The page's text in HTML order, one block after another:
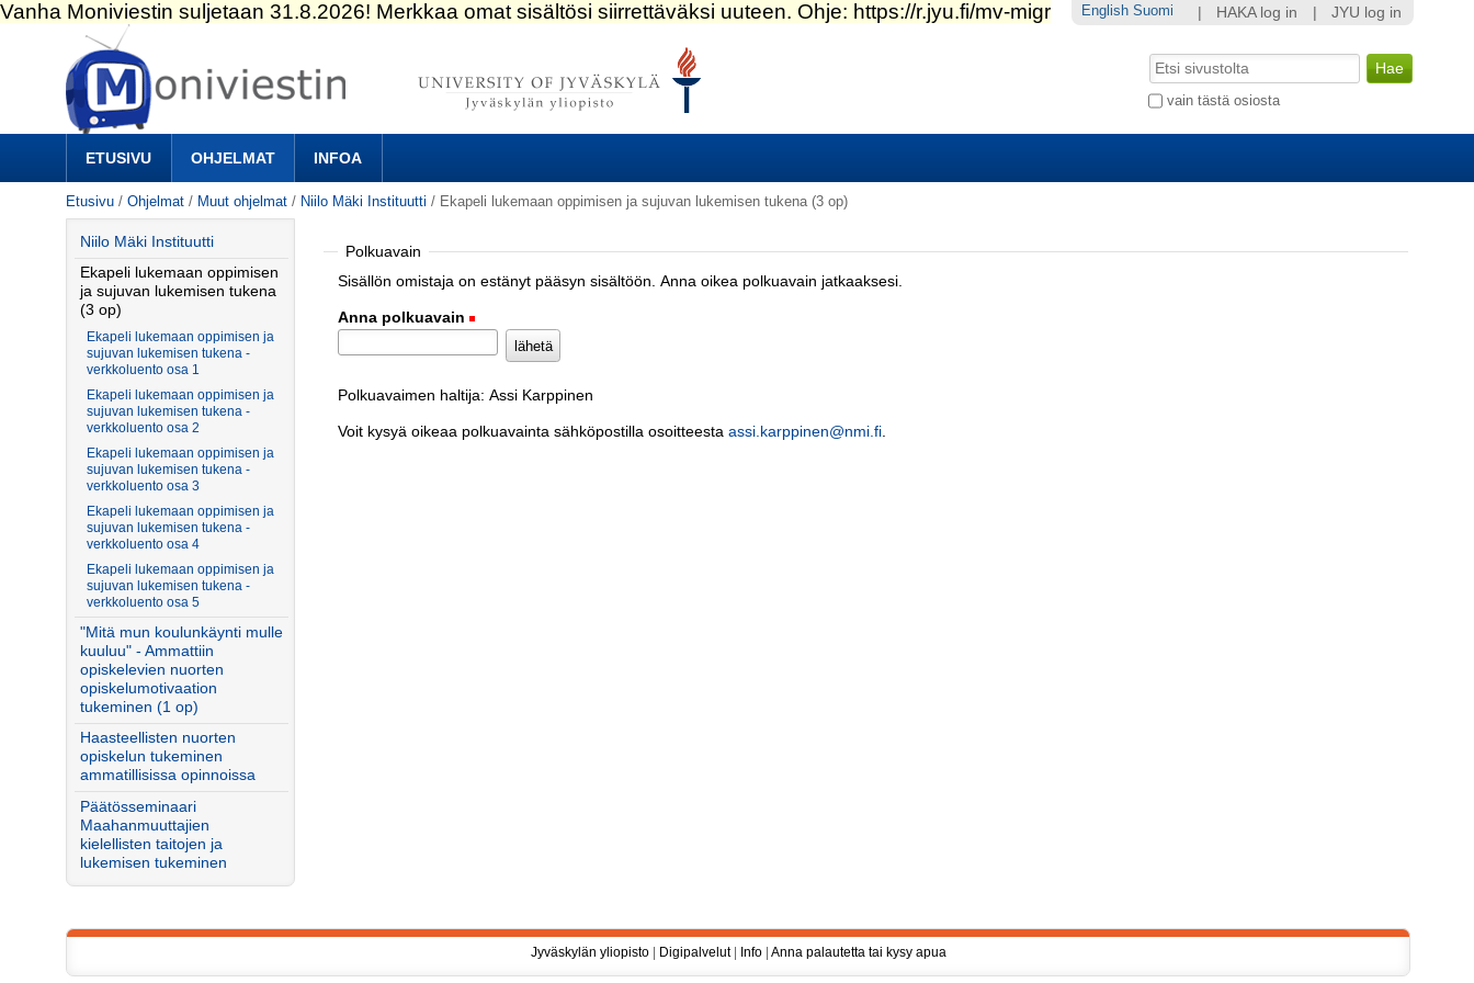
Siirry
sisältöön.
|
Siirry
navigointiin
ETUSIVU OHJELMAT INFOA
Hae
vain tästä osiosta
Laajennettu
Etusivu /Ohjelmat / Muut ohjelmat / Niilo Mäki Instituutti / Ekapeli lukemaan oppimisen ja sujuvan lukemisen tukena (3 op)
Polkuavain
Sisällön omistaja on estänyt pääsyn sisältöön. Anna oikea polkuavain jatkaaksesi.
Anna polkuavain
Polkuavaimen haltija: Assi Karppinen
Voit kysyä oikeaa polkuavainta sähköpostilla osoitteestaassi.karppinen@nmi.fi.
Niilo Mäki Instituutti
Ekapeli lukemaan oppimisen
ja sujuvan lukemisen tukena
(3 op)
Ekapeli lukemaan oppimisen ja
sujuvan lukemisen tukena -
verkkoluento osa 1
Ekapeli lukemaan oppimisen ja
sujuvan lukemisen tukena -
verkkoluento osa 2
Ekapeli lukemaan oppimisen ja
sujuvan lukemisen tukena -
verkkoluento osa 3
Ekapeli lukemaan oppimisen ja
sujuvan lukemisen tukena -
verkkoluento osa 4
Ekapeli lukemaan oppimisen ja
sujuvan lukemisen tukena -
verkkoluento osa 5
"Mitä mun koulunkäynti mulle
kuuluu" - Ammattiin
opiskelevien nuorten
opiskelumotivaation
tukeminen (1 op)
Haasteellisten nuorten
opiskelun tukeminen
ammatillisissa opinnoissa
Päätösseminaari
Maahanmuuttajien
kielellisten taitojen ja
lukemisen tukeminen
HAKA log in JYU log in
English Suomi
Jyväskylän yliopisto| Digipalvelut| Info| Anna palautetta tai kysy apua